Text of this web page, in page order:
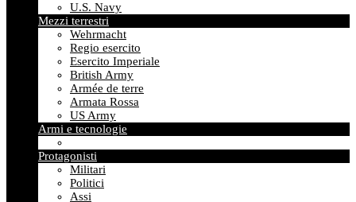
U.S. Navy
Mezzi terrestri
Wehrmacht
Regio esercito
Esercito Imperiale
British Army
Armée de terre
Armata Rossa
US Army
Armi e tecnologie
Protagonisti
Militari
Politici
Assi